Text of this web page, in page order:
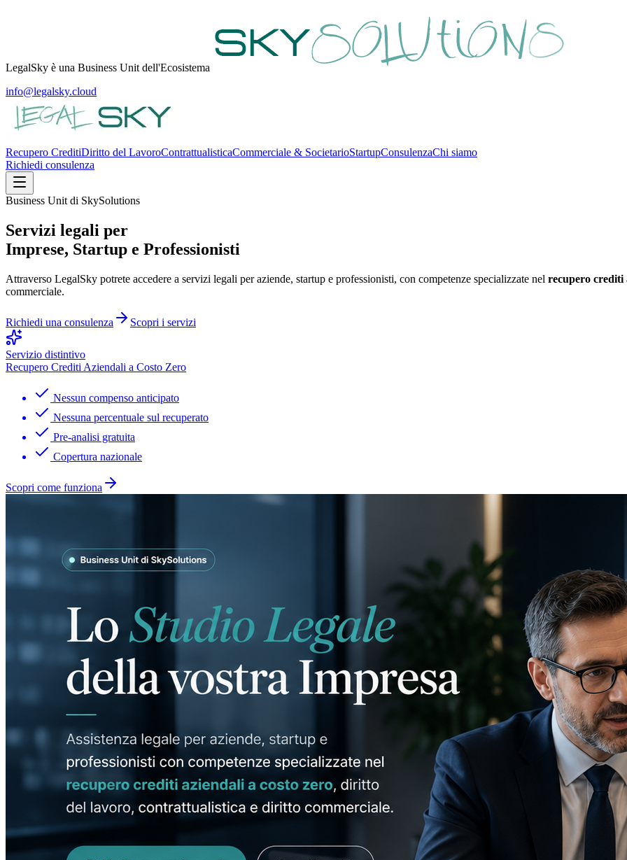
LegalSky è una Business Unit dell'Ecosistema
info@legalsky.cloud
Recupero CreditiDiritto del LavoroContrattualisticaCommerciale & SocietarioStartupConsulenzaChi siamo
Richiedi consulenza
Business Unit di SkySolutions
Servizi legali per
Imprese, Startup e Professionisti
Attraverso LegalSky potrete accedere a servizi legali per aziende, startup e professionisti, con competenze specializzate nel recupero crediti
commerciale.
Richiedi una consulenza Scopri i servizi
Servizio distintivo
Recupero Crediti Aziendali a Costo Zero
Nessun compenso anticipato
Nessuna percentuale sul recuperato
Pre-analisi gratuita
Copertura nazionale
Scopri come funziona